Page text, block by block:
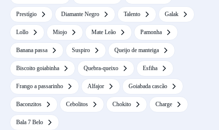
Prestígio Diamante Negro Talento Galak
Lollo Miojo Mate Leão Pamonha
Banana passa Suspiro Queijo de manteiga
Biscoito goiabinha Quebra-queixo Esfiha
Frango a passarinho Alfajor Goiabada cascão
Baconzitos Cebolitos Chokito Charge
Bala 7 Belo